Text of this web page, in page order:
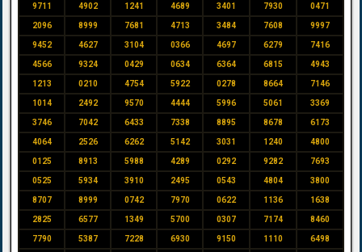
9711 4902 1241 4689 3401 7930 0471
2096 8999 7681 4713 3484 7608 9997
9452 4627 3104 0366 4697 6279 7416
4566 9324 0429 0634 6364 6815 4943
1213 0210 4754 5922 0278 8664 7146
1014 2492 9570 4444 5996 5061 3369
3746 7042 6433 7338 8895 8678 6173
4064 2526 6262 5142 3031 1240 4800
0125 8913 5988 4289 0292 9282 7693
0525 5934 3910 2495 0543 4804 3800
8707 8999 0742 7970 0622 1136 1638
2825 6577 1349 5700 0307 7174 8460
7790 5387 7228 6930 9150 1110 6498